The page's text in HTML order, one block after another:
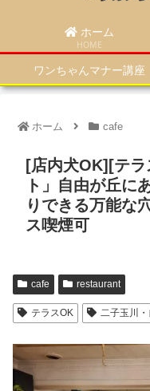
ホーム
HOME
ワンちゃんマナー講座
ホーム cafe
[店内犬OK][テ
ト」自由が丘に
りできる万能な
ス喫煙可
cafe restaurant
テラスOK 二子玉川